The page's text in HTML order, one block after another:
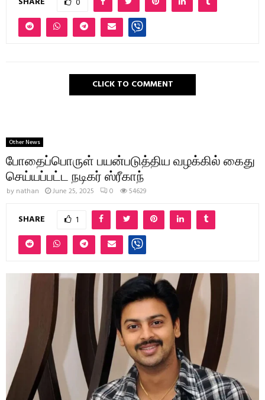
CLICK TO COMMENT
Other News
போதைப்பொருள் பயன்படுத்திய வழக்கில் கைது
செய்யப்பட்ட நடிகர் ஸ்ரீகாந்
by nathan June 25, 2025 0 54629
SHARE 1